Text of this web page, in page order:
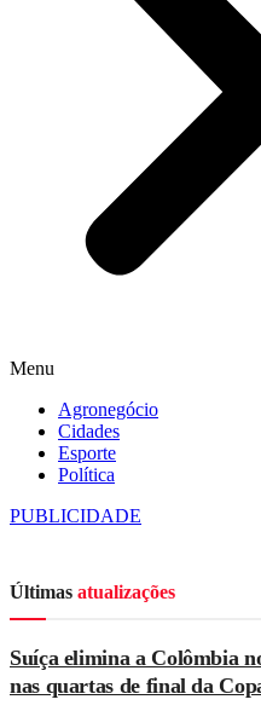
Menu
Agronegócio
Cidades
Esporte
Política
PUBLICIDADE
Últimas atualizações
Suíça elimina a Colômbia
nas quartas de final da